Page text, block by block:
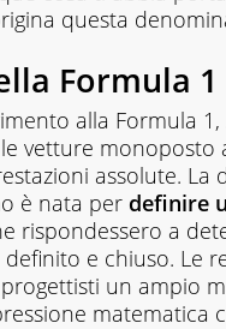
questa
Formula 1
alla Formula
vetture
assolute. La
è nata per definire
rispondessero a
e chiuso. Le
un ampio